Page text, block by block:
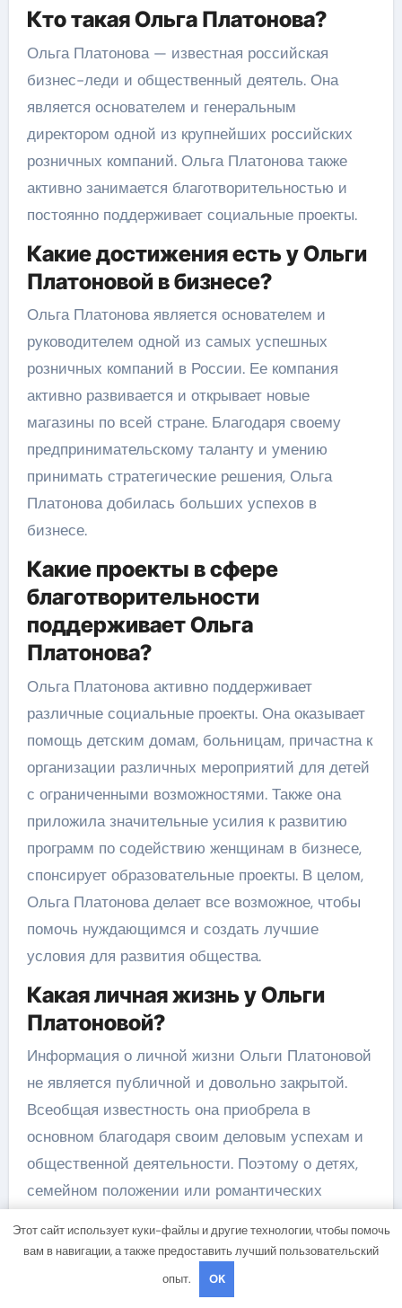
Кто такая Ольга Платонова?
Ольга Платонова — известная российская
бизнес-леди и общественный деятель. Она
является основателем и генеральным
директором одной из крупнейших российских
розничных компаний. Ольга Платонова также
активно занимается благотворительностью и
постоянно поддерживает социальные проекты.
Какие достижения есть у Ольги
Платоновой в бизнесе?
Ольга Платонова является основателем и
руководителем одной из самых успешных
розничных компаний в России. Ее компания
активно развивается и открывает новые
магазины по всей стране. Благодаря своему
предпринимательскому таланту и умению
принимать стратегические решения, Ольга
Платонова добилась больших успехов в
бизнесе.
Какие проекты в сфере
благотворительности
поддерживает Ольга
Платонова?
Ольга Платонова активно поддерживает
различные социальные проекты. Она оказывает
помощь детским домам, больницам, причастна к
организации различных мероприятий для детей
с ограниченными возможностями. Также она
приложила значительные усилия к развитию
программ по содействию женщинам в бизнесе,
спонсирует образовательные проекты. В целом,
Ольга Платонова делает все возможное, чтобы
помочь нуждающимся и создать лучшие
условия для развития общества.
Какая личная жизнь у Ольги
Платоновой?
Информация о личной жизни Ольги Платоновой
не является публичной и довольно закрытой.
Всеобщая известность она приобрела в
основном благодаря своим деловым успехам и
общественной деятельности. Поэтому о детях,
семейном положении или романтических
сведений.
Какова биография Ольги
Этот сайт использует куки-файлы и другие технологии, чтобы помочь
вам в навигации, а также предоставить лучший пользовательский
опыт.
OK